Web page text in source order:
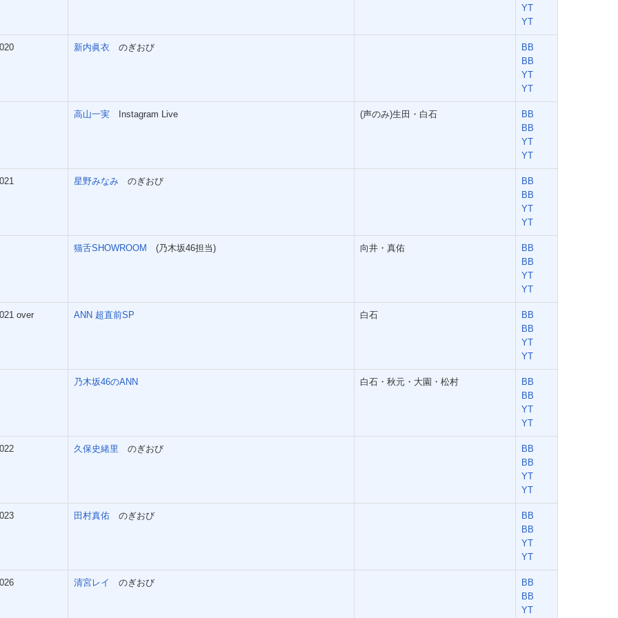
YT
YT
新内眞衣 のぎおび
BB
BB
YT
YT
高山一実 Instagram Live (声のみ)生田・白石
BB
BB
YT
YT
星野みなみ のぎおび
BB
BB
YT
YT
猫舌SHOWROOM (乃木坂46担当) 向井・真佑
BB
BB
YT
YT
over ANN 超直前SP 白石
BB
BB
YT
YT
乃木坂46のANN 白石・秋元・大園・松村
BB
BB
YT
YT
久保史緒里 のぎおび
BB
BB
YT
YT
田村真佑 のぎおび
BB
BB
YT
YT
清宮レイ のぎおび
BB
BB
YT